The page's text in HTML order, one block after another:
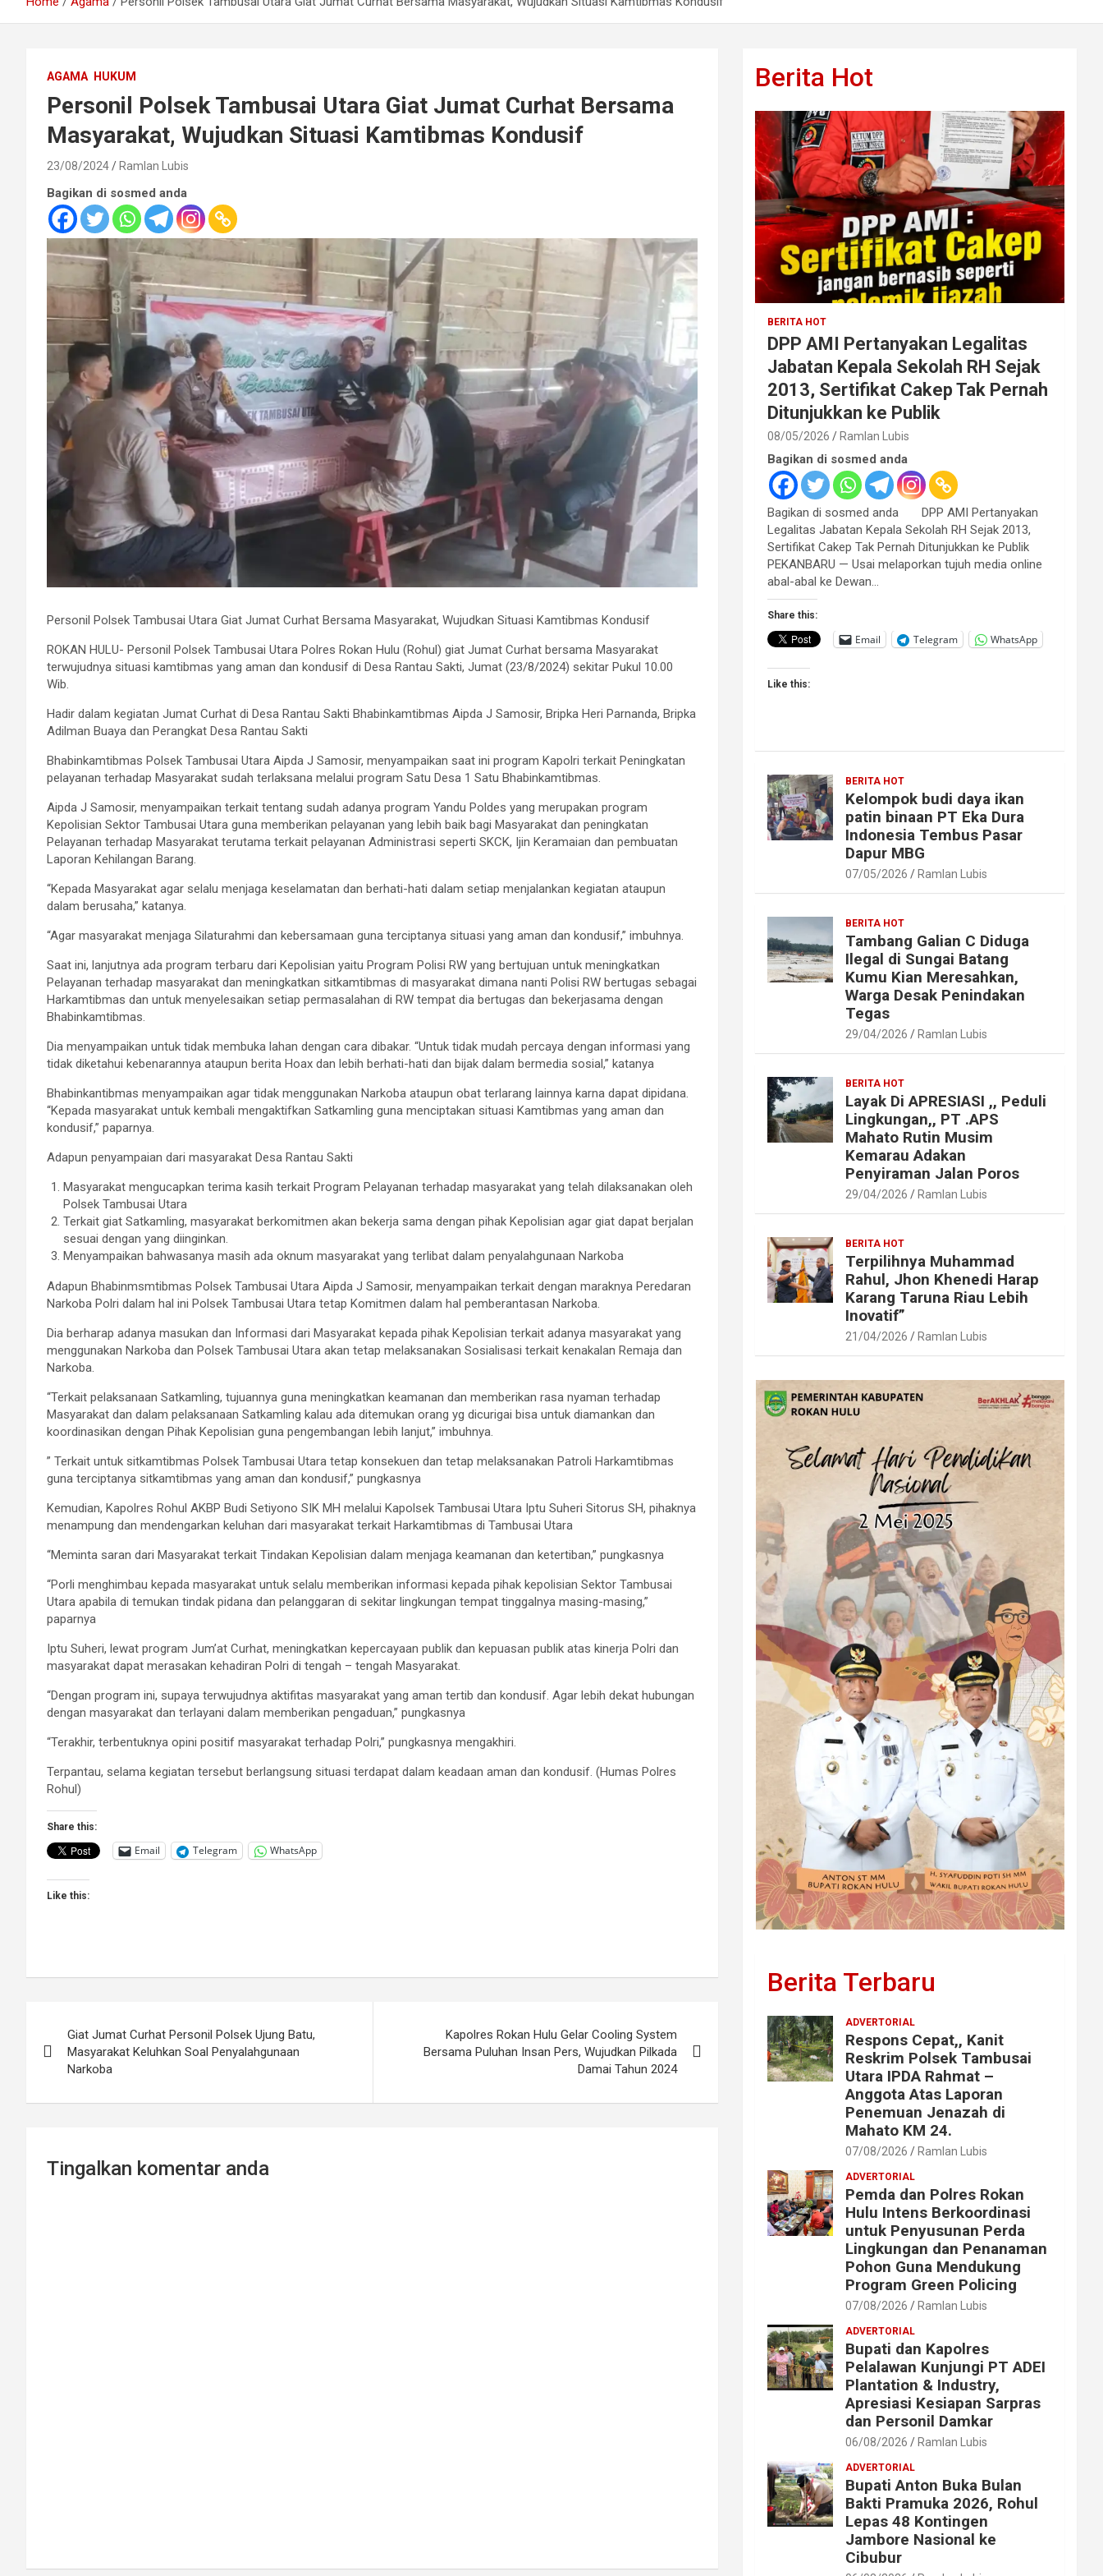
AGAMA HUKUM
Personil Polsek Tambusai Utara Giat Jumat Curhat Bersama
Masyarakat, Wujudkan Situasi Kamtibmas Kondusif
23/08/2024 Ramlan Lubis
Bagikan di sosmed anda
Personil Polsek Tambusai Utara Giat Jumat Curhat Bersama Masyarakat, Wujudkan Situasi Kamtibmas Kondusif
ROKAN HULU- Personil Polsek Tambusai Utara Polres Rokan Hulu (Rohul) giat Jumat Curhat bersama Masyarakat
terwujudnya situasi kamtibmas yang aman dan kondusif di Desa Rantau Sakti, Jumat (23/8/2024) sekitar Pukul 10.00
Wib.
Hadir dalam kegiatan Jumat Curhat di Desa Rantau Sakti Bhabinkamtibmas Aipda J Samosir, Bripka Heri Parnanda, Bripka
Adilman Buaya dan Perangkat Desa Rantau Sakti
Bhabinkamtibmas Polsek Tambusai Utara Aipda J Samosir, menyampaikan saat ini program Kapolri terkait Peningkatan
pelayanan terhadap Masyarakat sudah terlaksana melalui program Satu Desa 1 Satu Bhabinkamtibmas.
Aipda J Samosir, menyampaikan terkait tentang sudah adanya program Yandu Poldes yang merupakan program
Kepolisian Sektor Tambusai Utara guna memberikan pelayanan yang lebih baik bagi Masyarakat dan peningkatan
Pelayanan terhadap Masyarakat terutama terkait pelayanan Administrasi seperti SKCK, Ijin Keramaian dan pembuatan
Laporan Kehilangan Barang.
“Kepada Masyarakat agar selalu menjaga keselamatan dan berhati-hati dalam setiap menjalankan kegiatan ataupun
dalam berusaha,” katanya.
“Agar masyarakat menjaga Silaturahmi dan kebersamaan guna terciptanya situasi yang aman dan kondusif,” imbuhnya.
Saat ini, lanjutnya ada program terbaru dari Kepolisian yaitu Program Polisi RW yang bertujuan untuk meningkatkan
Pelayanan terhadap masyarakat dan meningkatkan sitkamtibmas di masyarakat dimana nanti Polisi RW bertugas sebagai
Harkamtibmas dan untuk menyelesaikan setiap permasalahan di RW tempat dia bertugas dan bekerjasama dengan
Bhabinkamtibmas.
Dia menyampaikan untuk tidak membuka lahan dengan cara dibakar. “Untuk tidak mudah percaya dengan informasi yang
tidak diketahui kebenarannya ataupun berita Hoax dan lebih berhati-hati dan bijak dalam bermedia sosial,” katanya
Bhabinkantibmas menyampaikan agar tidak menggunakan Narkoba ataupun obat terlarang lainnya karna dapat dipidana.
“Kepada masyarakat untuk kembali mengaktifkan Satkamling guna menciptakan situasi Kamtibmas yang aman dan
kondusif,” paparnya.
Adapun penyampaian dari masyarakat Desa Rantau Sakti
Masyarakat mengucapkan terima kasih terkait Program Pelayanan terhadap masyarakat yang telah dilaksanakan oleh
Polsek Tambusai Utara
Terkait giat Satkamling, masyarakat berkomitmen akan bekerja sama dengan pihak Kepolisian agar giat dapat berjalan
sesuai dengan yang diinginkan.
Menyampaikan bahwasanya masih ada oknum masyarakat yang terlibat dalam penyalahgunaan Narkoba
Adapun Bhabinmsmtibmas Polsek Tambusai Utara Aipda J Samosir, menyampaikan terkait dengan maraknya Peredaran
Narkoba Polri dalam hal ini Polsek Tambusai Utara tetap Komitmen dalam hal pemberantasan Narkoba.
Dia berharap adanya masukan dan Informasi dari Masyarakat kepada pihak Kepolisian terkait adanya masyarakat yang
menggunakan Narkoba dan Polsek Tambusai Utara akan tetap melaksanakan Sosialisasi terkait kenakalan Remaja dan
Narkoba.
“Terkait pelaksanaan Satkamling, tujuannya guna meningkatkan keamanan dan memberikan rasa nyaman terhadap
Masyarakat dan dalam pelaksanaan Satkamling kalau ada ditemukan orang yg dicurigai bisa untuk diamankan dan
koordinasikan dengan Pihak Kepolisian guna pengembangan lebih lanjut,” imbuhnya.
” Terkait untuk sitkamtibmas Polsek Tambusai Utara tetap konsekuen dan tetap melaksanakan Patroli Harkamtibmas
guna terciptanya sitkamtibmas yang aman dan kondusif,” pungkasnya
Kemudian, Kapolres Rohul AKBP Budi Setiyono SIK MH melalui Kapolsek Tambusai Utara Iptu Suheri Sitorus SH, pihaknya
menampung dan mendengarkan keluhan dari masyarakat terkait Harkamtibmas di Tambusai Utara
“Meminta saran dari Masyarakat terkait Tindakan Kepolisian dalam menjaga keamanan dan ketertiban,” pungkasnya
“Porli menghimbau kepada masyarakat untuk selalu memberikan informasi kepada pihak kepolisian Sektor Tambusai
Utara apabila di temukan tindak pidana dan pelanggaran di sekitar lingkungan tempat tinggalnya masing-masing,”
paparnya
Iptu Suheri, lewat program Jum’at Curhat, meningkatkan kepercayaan publik dan kepuasan publik atas kinerja Polri dan
masyarakat dapat merasakan kehadiran Polri di tengah – tengah Masyarakat.
“Dengan program ini, supaya terwujudnya aktifitas masyarakat yang aman tertib dan kondusif. Agar lebih dekat hubungan
dengan masyarakat dan terlayani dalam memberikan pengaduan,” pungkasnya
“Terakhir, terbentuknya opini positif masyarakat terhadap Polri,” pungkasnya mengakhiri.
Terpantau, selama kegiatan tersebut berlangsung situasi terdapat dalam keadaan aman dan kondusif. (Humas Polres
Rohul)
Share this:
Email Telegram WhatsApp
Like this:
navigation
Giat Jumat Curhat Personil Polsek Ujung Batu,
Masyarakat Keluhkan Soal Penyalahgunaan
Narkoba
Kapolres Rokan Hulu Gelar Cooling System
Bersama Puluhan Insan Pers, Wujudkan Pilkada
Damai Tahun 2024
Tingalkan komentar anda
Berita Hot
BERITA HOT
DPP AMI Pertanyakan Legalitas
Jabatan Kepala Sekolah RH Sejak
2013, Sertifikat Cakep Tak Pernah
Ditunjukkan ke Publik
08/05/2026 Ramlan Lubis
Bagikan di sosmed anda
Bagikan di sosmed anda DPP AMI Pertanyakan
Legalitas Jabatan Kepala Sekolah RH Sejak 2013,
Sertifikat Cakep Tak Pernah Ditunjukkan ke Publik
PEKANBARU — Usai melaporkan tujuh media online
abal-abal ke Dewan…
Share this:
Email Telegram WhatsApp
Like this:
BERITA HOT
Kelompok budi daya ikan
patin binaan PT Eka Dura
Indonesia Tembus Pasar
Dapur MBG
07/05/2026 Ramlan Lubis
BERITA HOT
Tambang Galian C Diduga
Ilegal di Sungai Batang
Kumu Kian Meresahkan,
Warga Desak Penindakan
Tegas
29/04/2026 Ramlan Lubis
BERITA HOT
Layak Di APRESIASI ,, Peduli
Lingkungan,, PT .APS
Mahato Rutin Musim
Kemarau Adakan
Penyiraman Jalan Poros
29/04/2026 Ramlan Lubis
BERITA HOT
Terpilihnya Muhammad
Rahul, Jhon Khenedi Harap
Karang Taruna Riau Lebih
Inovatif”
21/04/2026 Ramlan Lubis
Berita Terbaru
ADVERTORIAL
Respons Cepat,, Kanit
Reskrim Polsek Tambusai
Utara IPDA Rahmat –
Anggota Atas Laporan
Penemuan Jenazah di
Mahato KM 24.
07/08/2026 Ramlan Lubis
ADVERTORIAL
Pemda dan Polres Rokan
Hulu Intens Berkoordinasi
untuk Penyusunan Perda
Lingkungan dan Penanaman
Pohon Guna Mendukung
Program Green Policing
07/08/2026 Ramlan Lubis
ADVERTORIAL
Bupati dan Kapolres
Pelalawan Kunjungi PT ADEI
Plantation & Industry,
Apresiasi Kesiapan Sarpras
dan Personil Damkar
06/08/2026 Ramlan Lubis
ADVERTORIAL
Bupati Anton Buka Bulan
Bakti Pramuka 2026, Rohul
Lepas 48 Kontingen
Jambore Nasional ke
Cibubur